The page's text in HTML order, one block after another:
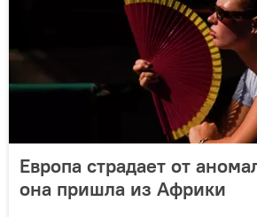
Европа страдает от
она пришла из Африки